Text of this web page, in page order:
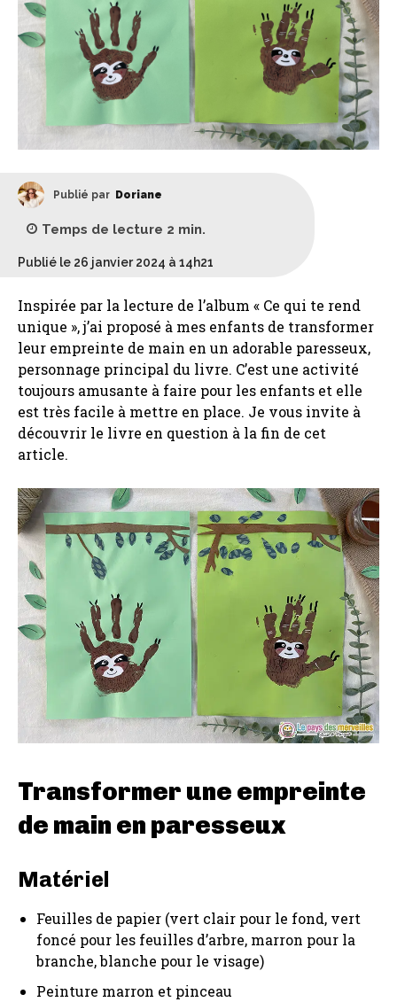
Publié par Doriane
Temps de lecture 2 min.
Publié le 26 janvier 2024 à 14h21
Inspirée par la lecture de l’album « Ce qui te rend
unique », j’ai proposé à mes enfants de transformer
leur empreinte de main en un adorable paresseux,
personnage principal du livre. C’est une activité
toujours amusante à faire pour les enfants et elle
est très facile à mettre en place. Je vous invite à
découvrir le livre en question à la fin de cet
article.
Transformer une empreinte
de main en paresseux
Matériel
Feuilles de papier (vert clair pour le fond, vert
foncé pour les feuilles d’arbre, marron pour la
branche, blanche pour le visage)
Peinture marron et pinceau